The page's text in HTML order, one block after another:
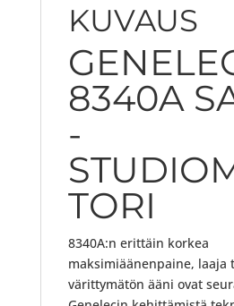
KUVAUS
8340A
-
TORI
8340A:n erittäin korkea
maksimiäänenpaine, laaja
värittymätön ääni ovat